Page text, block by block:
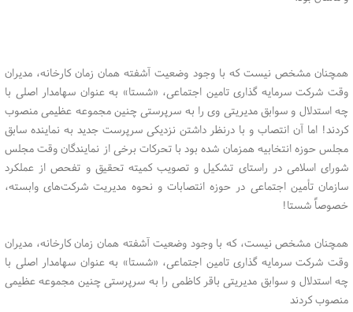
همچنان مشخص نیست که با وجود وضعیت آشفته همان زمان کارخانه، مدیران
وقت شرکت سرمایه گذاری تامین اجتماعی، «شستا» به عنوان سهامدار اصلی با
چه استدلال و سوابق مدیریتی وی را به سرپرستی چنین مجموعه عظیمی منصوب
کردند! اما آن انتصاب و با درنظر داشتن نزدیکی سرپرست جدید به نماینده سابق
مجلس حوزه انتخابیه همزمان شده بود با تحرکات برخی از نمایندگان وقت مجلس
شورای اسلامی در راستای تشکیل و تصویب کمیته تحقیق و تفحص از عملکرد
سازمان تأمین اجتماعی در حوزه انتصابات و نحوه مدیریت شرکت‌های وابسته،
خصوصاً شستا!
همچنان مشخص نیست، که با وجود وضعیت آشفته همان زمان کارخانه، مدیران
وقت شرکت سرمایه گذاری تامین اجتماعی، «شستا» به عنوان سهامدار اصلی با
چه استدلال و سوابق مدیریتی باقر کاظمی را به سرپرستی چنین مجموعه عظیمی
منصوب کردند